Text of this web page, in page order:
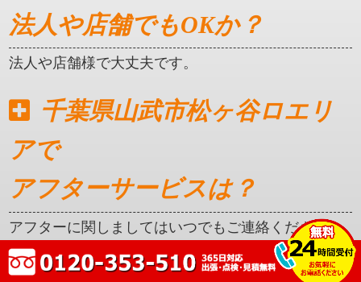
法人や店舗でもOKか？
法人や店舗様で大丈夫です。
千葉県山武市松ヶ谷ロエリ
アで
アフターサービスは？
アフターに関しましてはいつでもご連絡ください。
クレカ対応はしているか？